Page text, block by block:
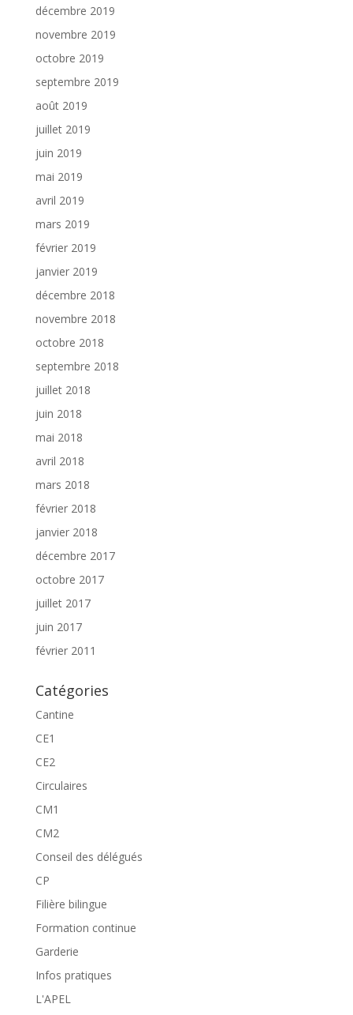
décembre 2019
novembre 2019
octobre 2019
septembre 2019
août 2019
juillet 2019
juin 2019
mai 2019
avril 2019
mars 2019
février 2019
janvier 2019
décembre 2018
novembre 2018
octobre 2018
septembre 2018
juillet 2018
juin 2018
mai 2018
avril 2018
mars 2018
février 2018
janvier 2018
décembre 2017
octobre 2017
juillet 2017
juin 2017
février 2011
Catégories
Cantine
CE1
CE2
Circulaires
CM1
CM2
Conseil des délégués
CP
Filière bilingue
Formation continue
Garderie
Infos pratiques
L'APEL